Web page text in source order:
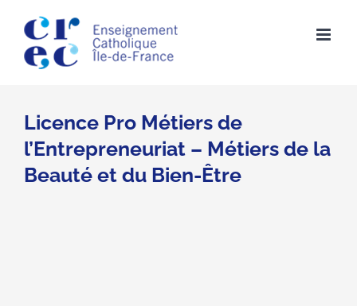
content
Licence Pro Métiers de
l’Entrepreneuriat – Métiers de la
Beauté et du Bien-Être